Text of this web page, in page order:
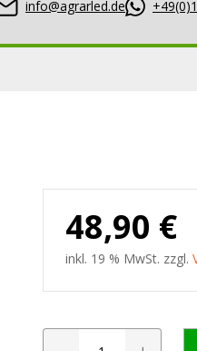
info@agrarled.de
48,90 €
inkl. 19 % MwSt. zzgl.